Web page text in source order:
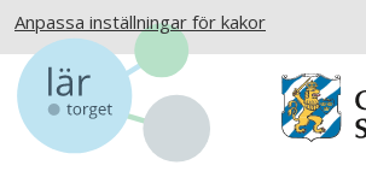
Anpassa inställningar för kakor